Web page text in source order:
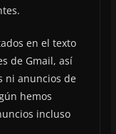
en el texto
de Gmail, así
ni anuncios de
hemos
incluso